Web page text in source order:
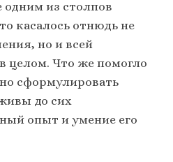
одним из столпов
касалось отнюдь не
но и всей
целом. Что же помогло
сформулировать
до сих
опыт и умение его